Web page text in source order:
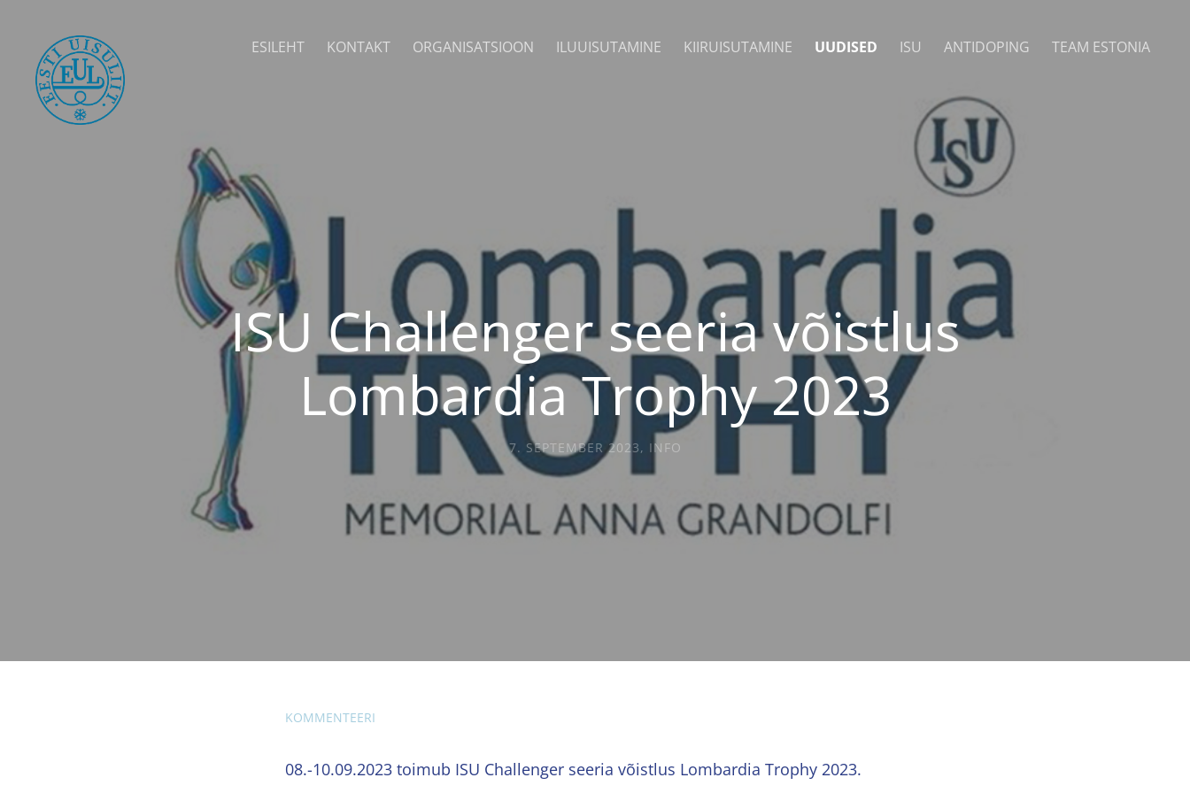
ESILEHT KONTAKT ORGANISATSIOON ILUUISUTAMINE KIIRUISUTAMINE UUDISED ISU ANTIDOPING TEAM ESTONIA
ISU Challenger seeria võistlus
Lombardia Trophy 2023
7. SEPTEMBER 2023, INFO
KOMMENTEERI
08.-10.09.2023 toimub ISU Challenger seeria võistlus Lombardia Trophy 2023.